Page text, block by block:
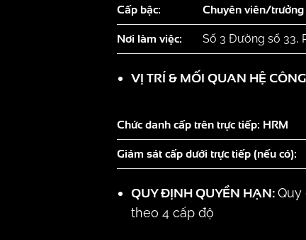
Cấp bậc:
Chuyên viên/
Nơi làm việc: Số 3 Đường số 33,
VỊ TRÍ & MỐI QUAN HỆ
Chức danh cấp trên trực tiếp: HRM
Giám sát cấp dưới trực tiếp (nếu
QUY ĐỊNH QUYỀN HẠN:Quy
theo 4 cấp độ